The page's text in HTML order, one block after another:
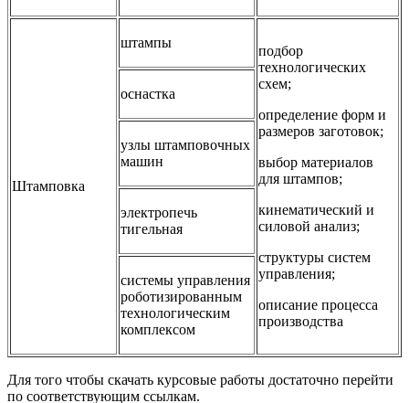
Штамповка
штампы
подбор
технологических
схем;
определение форм и
размеров заготовок;
выбор материалов
для штампов;
кинематический и
силовой анализ;
структуры систем
управления;
описание процесса
производства
оснастка
узлы штамповочных
машин
электропечь
тигельная
системы управления
роботизированным
технологическим
комплексом
Для того чтобы скачать курсовые работы достаточно перейти
по соответствующим ссылкам.